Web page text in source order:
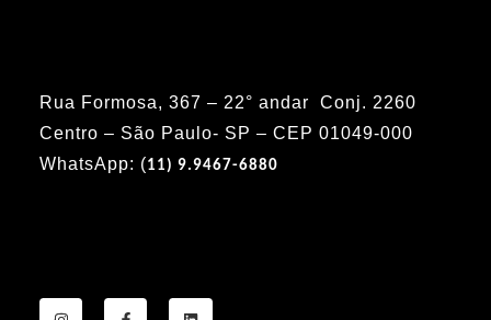
Rua Formosa, 367 – 22° andar Conj. 2260
Centro – São Paulo- SP – CEP 01049-000
WhatsApp: (11) 9.9467-6880